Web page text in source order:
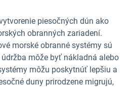
piesočných dún ako
obranných zariadení.
morské obranné systémy sú
môže byť nákladná alebo
môžu poskytnúť lepšiu a
duny prirodzene migrujú,